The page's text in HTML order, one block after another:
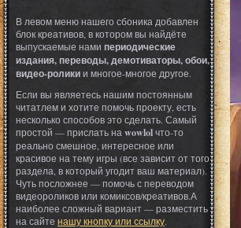
В левом меню нашего сбоника добавлен
блок креативов, в котором вы найдёте
выпускаемые нами периодические
издания, переводы, демотиваторы, обои,
видео-роликии многое-многое другое.
Если вы являетесь нашим постоянным
читатлем и хотите помочь проекту, есть
несколько способов это сделать. Самый
простой — прислать на wowlolчто-то
реально смешное, интересное или
красивое на тему игры (все зависит от того
раздела, в который угодит ваш материал).
Чуть посложнее — помочь с переводом
видеороликов или комиксов/креативов.А
наиболее сложный вариант — разместить
на сайте нашу кнопку или ссылку.